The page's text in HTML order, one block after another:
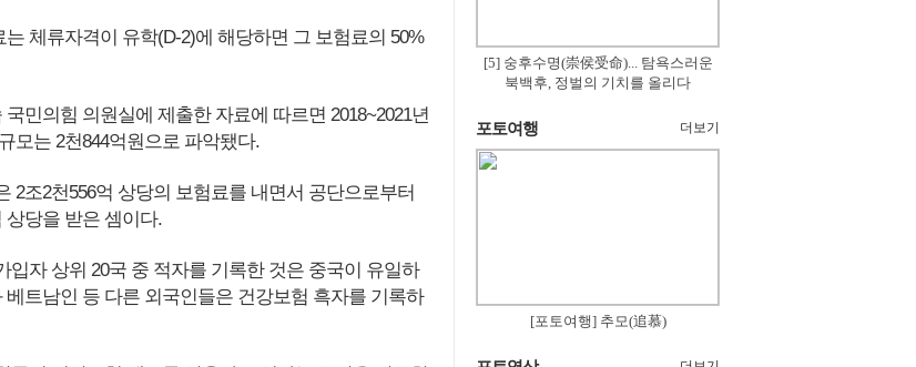
체류자격이 유학(D-2)에 해당하면 그 보험료의 50%
민의힘 의원실에 제출한 자료에 따르면 2018~2021년
모는 2천844억원으로 파악됐다.
2조2천556억 상당의 보험료를 내면서 공단으로부터
상당을 받은 셈이다.
입자 상위 20국 중 적자를 기록한 것은 중국이 유일하
트남인 등 다른 외국인들은 건강보험 흑자를 기록하
[5] 숭후수명(崇侯受命)... 탐욕스러운
북백후, 정벌의 기치를 올리다
포토여행 더보기
[포토여행] 추모(追慕)